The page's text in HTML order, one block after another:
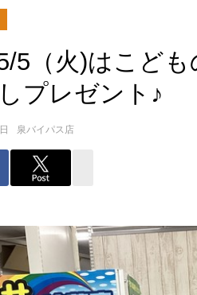
5（火)はこど
プレゼント♪
泉バイパス店